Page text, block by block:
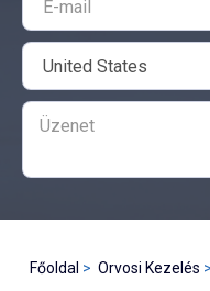
Főoldal Orvosi Kezelés